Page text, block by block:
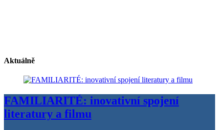
Aktuálně
FAMILIARITÉ: inovativní spojení
literatury a filmu